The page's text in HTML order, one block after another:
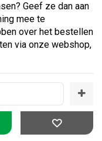
Geef ze dan aan
mee te
over het bestellen
via onze webshop,